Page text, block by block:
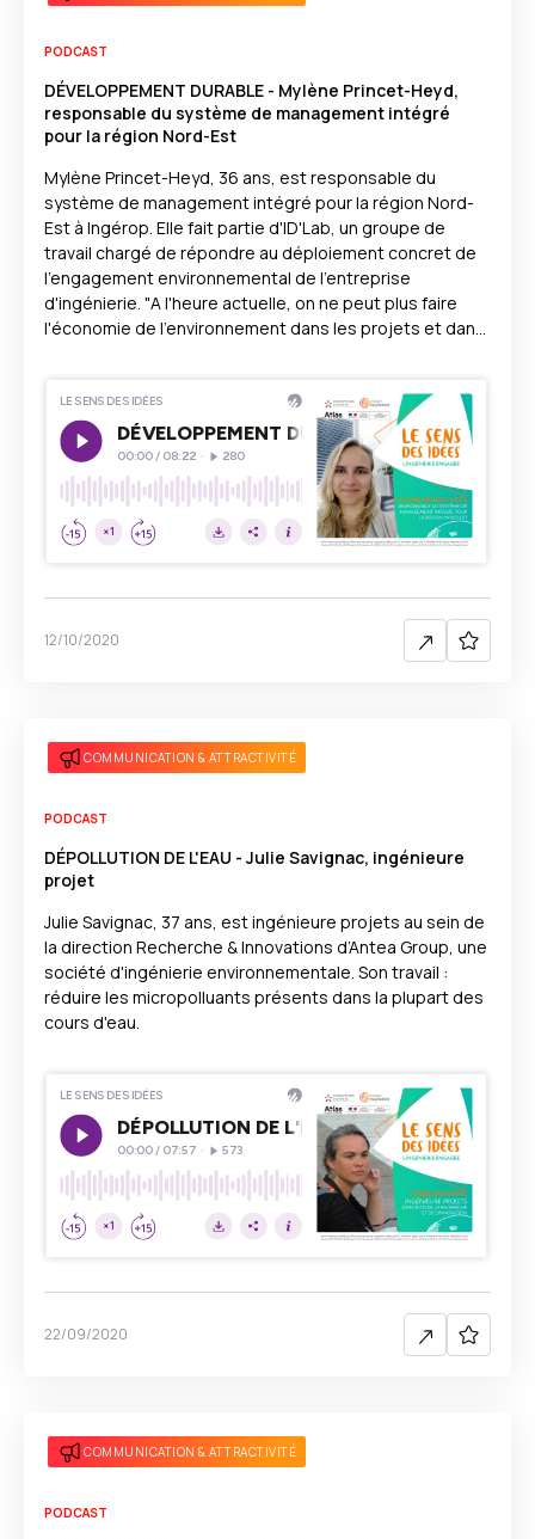
PODCAST
DÉVELOPPEMENT DURABLE - Mylène Princet-Heyd,
responsable du système de management intégré
pour la région Nord-Est
Mylène Princet-Heyd, 36 ans, est responsable du
système de management intégré pour la région Nord-
Est à Ingérop. Elle fait partie d'ID'Lab, un groupe de
travail chargé de répondre au déploiement concret de
l'engagement environnemental de l'entreprise
d'ingénierie. "A l'heure actuelle, on ne peut plus faire
l'économie de l'environnement dans les projets et dans
12/10/2020
COMMUNICATION & ATTRACTIVITÉ
PODCAST
DÉPOLLUTION DE L'EAU - Julie Savignac, ingénieure
projet
Julie Savignac, 37 ans, est ingénieure projets au sein de
la direction Recherche & Innovations d’Antea Group, une
société d'ingénierie environnementale. Son travail :
réduire les micropolluants présents dans la plupart des
cours d'eau.
22/09/2020
COMMUNICATION & ATTRACTIVITÉ
PODCAST